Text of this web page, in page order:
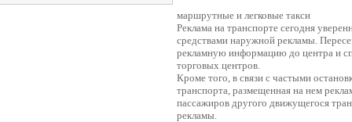
маршрутные и легковые такси
Реклама на транспорте сегодня
средствами наружной рекламы.
рекламную информацию до центра и
торговых центров.
Кроме того, в связи с частыми
транспорта, размещенная на нем
пассажиров другого движущегося
рекламы.